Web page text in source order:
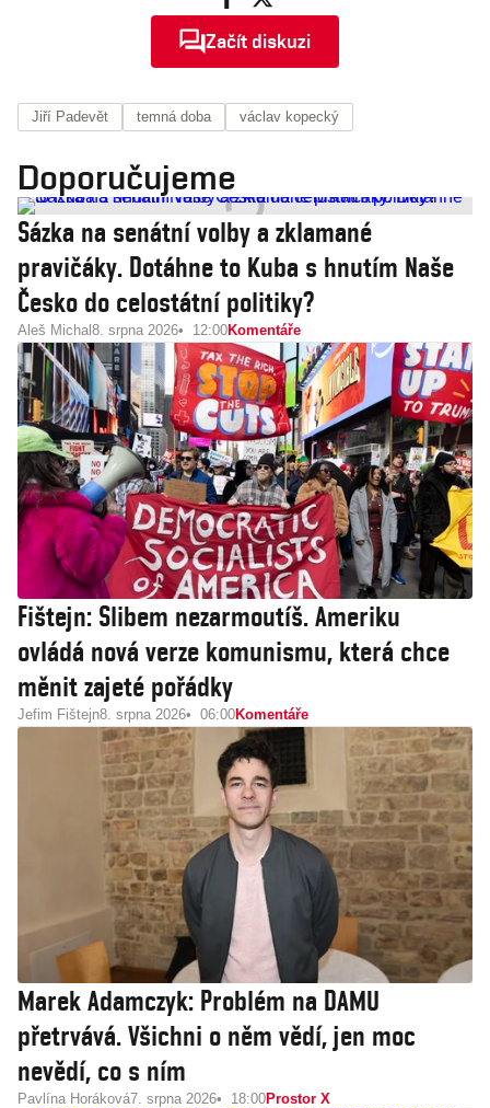
Začít diskuzi
Jiří Padevět temná doba václav kopecký
Doporučujeme
Sázka na senátní volby a zklamané
pravičáky. Dotáhne to Kuba s hnutím Naše
Česko do celostátní politiky?
Aleš Michal 8. srpna 2026 12:00Komentáře
Fištejn: Slibem nezarmoutíš. Ameriku
ovládá nová verze komunismu, která chce
měnit zajeté pořádky
Jefim Fištejn8. srpna 2026 06:00Komentáře
Marek Adamczyk: Problém na DAMU
přetrvává. Všichni o něm vědí, jen moc
nevědí, co s ním
Pavlína Horáková7. srpna 2026 18:00Prostor X